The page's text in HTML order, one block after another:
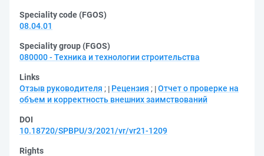
Speciality code (FGOS)
08.04.01
Speciality group (FGOS)
080000 - Техника и технологии строительства
Links
Отзыв руководителя ; Рецензия ; Отчет о проверке на
объем и корректность внешних заимствований
DOI
10.18720/SPBPU/3/2021/vr/vr21-1209
Rights